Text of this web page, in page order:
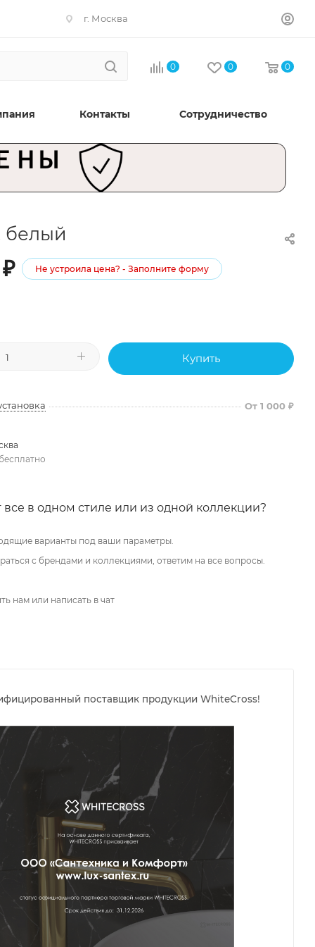
г. Москва
0 0 0
Контакты Сотрудничество
белый
₽ Не устроила цена? - Заполните форму
Купить
От 1 000 ₽
бесплатно
все в одном стиле или из одной коллекции?
варианты под ваши параметры.
с брендами и коллекциями, ответим на все вопросы.
нам или написать в чат
поставщик продукции WhiteCross!